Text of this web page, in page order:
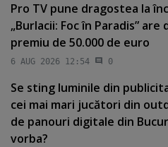
Pro TV pune dragostea la
„Burlacii: Foc în Paradis”
premiu de 50.000 de euro
6 AUG 2026 12:54 0
Se sting luminile din
cei mai mari jucători din
de panouri digitale din
vorba?